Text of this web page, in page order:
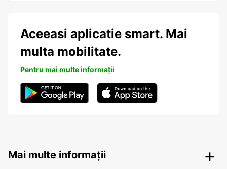
Aceeasi aplicatie smart. Mai
multa mobilitate.
Pentru mai multe informații
Mai multe informații